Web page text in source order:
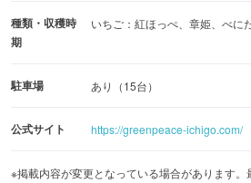
種類・収穫時
期
いちご：紅ほっぺ、章姫、べに
駐車場 あり（15台）
公式サイト https://greenpeace-ichigo.com/
※掲載内容が変更となっている場合があります。